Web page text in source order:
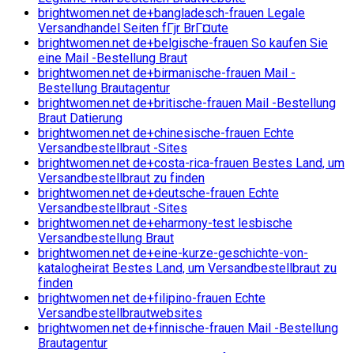
brightwomen.net de+bangladesch-frauen Legale
Versandhandel Seiten fГјr BrГ¤ute
brightwomen.net de+belgische-frauen So kaufen Sie
eine Mail -Bestellung Braut
brightwomen.net de+birmanische-frauen Mail -
Bestellung Brautagentur
brightwomen.net de+britische-frauen Mail -Bestellung
Braut Datierung
brightwomen.net de+chinesische-frauen Echte
Versandbestellbraut -Sites
brightwomen.net de+costa-rica-frauen Bestes Land, um
Versandbestellbraut zu finden
brightwomen.net de+deutsche-frauen Echte
Versandbestellbraut -Sites
brightwomen.net de+eharmony-test lesbische
Versandbestellung Braut
brightwomen.net de+eine-kurze-geschichte-von-
katalogheirat Bestes Land, um Versandbestellbraut zu
finden
brightwomen.net de+filipino-frauen Echte
Versandbestellbrautwebsites
brightwomen.net de+finnische-frauen Mail -Bestellung
Brautagentur